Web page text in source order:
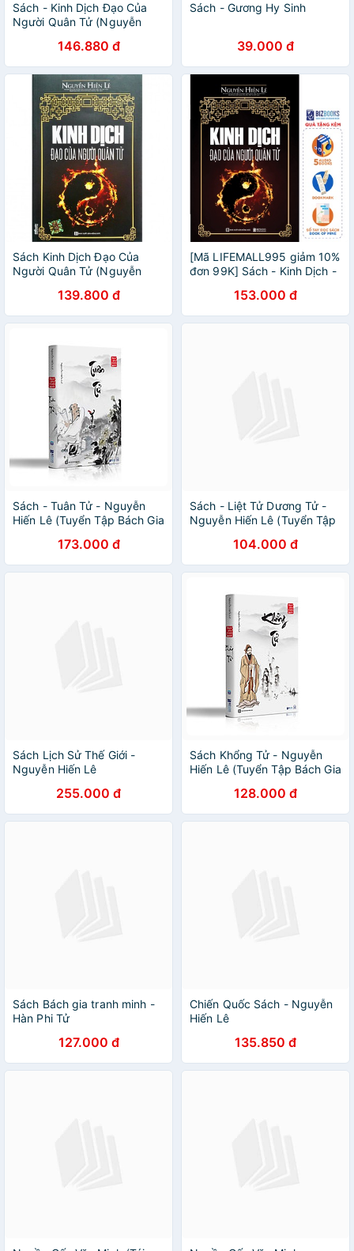
Sách - Kinh Dịch Đạo Của
Người Quân Tử (Nguyễn
146.880 đ
Sách - Gương Hy Sinh
39.000 đ
Sách Kinh Dịch Đạo Của
Người Quân Tử (Nguyễn
139.800 đ
[Mã LIFEMALL995 giảm 10%
đơn 99K] Sách - Kinh Dịch -
153.000 đ
Sách - Tuân Tử - Nguyễn
Hiến Lê (Tuyển Tập Bách Gia
173.000 đ
Sách - Liệt Tử Dương Tử -
Nguyễn Hiến Lê (Tuyển Tập
104.000 đ
Sách Lịch Sử Thế Giới -
Nguyễn Hiến Lê
255.000 đ
Sách Khổng Tử - Nguyễn
Hiến Lê (Tuyển Tập Bách Gia
128.000 đ
Sách Bách gia tranh minh -
Hàn Phi Tử
127.000 đ
Chiến Quốc Sách - Nguyễn
Hiến Lê
135.850 đ